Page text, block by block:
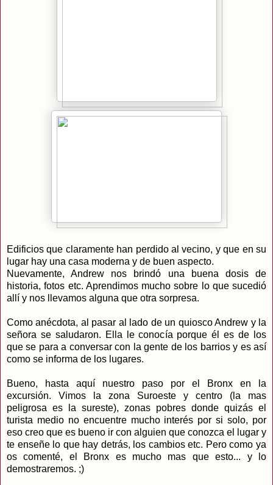
Edificios que claramente han perdido al vecino, y que en su
lugar hay una casa moderna y de buen aspecto.
Nuevamente, Andrew nos brindó una buena dosis de
historia, fotos etc. Aprendimos mucho sobre lo que sucedió
allí y nos llevamos alguna que otra sorpresa.
Como anécdota, al pasar al lado de un quiosco Andrew y la
señora se saludaron. Ella le conocía porque él es de los
que se para a conversar con la gente de los barrios y es así
como se informa de los lugares.
Bueno, hasta aquí nuestro paso por el Bronx en la
excursión. Vimos la zona Suroeste y centro (la mas
peligrosa es la sureste), zonas pobres donde quizás el
turista medio no encuentre mucho interés por si solo, por
eso creo que es bueno ir con alguien que conozca el lugar y
te enseñe lo que hay detrás, los cambios etc. Pero como ya
os comenté, el Bronx es mucho mas que esto... y lo
demostraremos. ;)